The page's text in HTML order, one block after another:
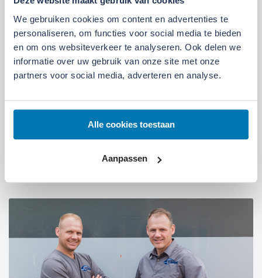
We gebruiken cookies om content en advertenties te
personaliseren, om functies voor social media te bieden
en om ons websiteverkeer te analyseren. Ook delen we
informatie over uw gebruik van onze site met onze
partners voor social media, adverteren en analyse.
Alle cookies toestaan
Aanpassen
Kom langs bij onze locaties
Locatie EdeLocatie Ruinerwold
We zijn gevestigd aan de Broeksteeg 1 in Ede
Maandag t/m zaterdag open. Bereikbaar via0318-
07:00 tot 17:30 uur Maandag t/m vrijdag